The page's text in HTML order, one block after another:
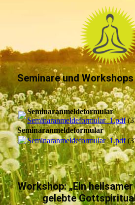
Seminare und Workshops
Seminaranmeldeformular
Seminaranmeldeformular_1.pdf
Seminaranmeldeformular
Seminaranmeldeformular_1.pdf
Workshop: „Ein
gelebte